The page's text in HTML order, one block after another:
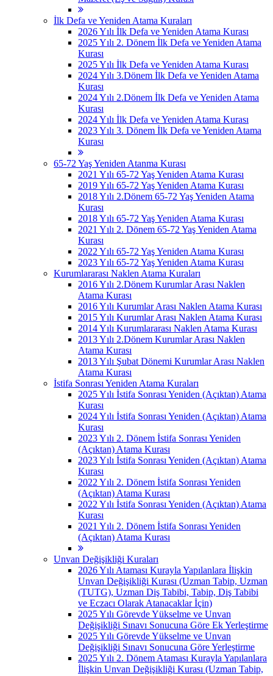
İlk Defa ve Yeniden Atama Kuraları
2026 Yılı İlk Defa ve Yeniden Atama Kurası
2025 Yılı 2. Dönem İlk Defa ve Yeniden Atama
Kurası
2025 Yılı İlk Defa ve Yeniden Atama Kurası
2024 Yılı 3.Dönem İlk Defa ve Yeniden Atama
Kurası
2024 Yılı 2.Dönem İlk Defa ve Yeniden Atama
Kurası
2024 Yılı İlk Defa ve Yeniden Atama Kurası
2023 Yılı 3. Dönem İlk Defa ve Yeniden Atama
Kurası
65-72 Yaş Yeniden Atanma Kurası
2021 Yılı 65-72 Yaş Yeniden Atama Kurası
2019 Yılı 65-72 Yaş Yeniden Atama Kurası
2018 Yılı 2.Dönem 65-72 Yaş Yeniden Atama
Kurası
2018 Yılı 65-72 Yaş Yeniden Atama Kurası
2021 Yılı 2. Dönem 65-72 Yaş Yeniden Atama
Kurası
2022 Yılı 65-72 Yaş Yeniden Atama Kurası
2023 Yılı 65-72 Yaş Yeniden Atama Kurası
Kurumlararası Naklen Atama Kuraları
2016 Yılı 2.Dönem Kurumlar Arası Naklen
Atama Kurası
2016 Yılı Kurumlar Arası Naklen Atama Kurası
2015 Yılı Kurumlar Arası Naklen Atama Kurası
2014 Yılı Kurumlararası Naklen Atama Kurası
2013 Yılı 2.Dönem Kurumlar Arası Naklen
Atama Kurası
2013 Yılı Şubat Dönemi Kurumlar Arası Naklen
Atama Kurası
İstifa Sonrası Yeniden Atama Kuraları
2025 Yılı İstifa Sonrası Yeniden (Açıktan) Atama
Kurası
2024 Yılı İstifa Sonrası Yeniden (Açıktan) Atama
Kurası
2023 Yılı 2. Dönem İstifa Sonrası Yeniden
(Açıktan) Atama Kurası
2023 Yılı İstifa Sonrası Yeniden (Açıktan) Atama
Kurası
2022 Yılı 2. Dönem İstifa Sonrası Yeniden
(Açıktan) Atama Kurası
2022 Yılı İstifa Sonrası Yeniden (Açıktan) Atama
Kurası
2021 Yılı 2. Dönem İstifa Sonrası Yeniden
(Açıktan) Atama Kurası
Unvan Değişikliği Kuraları
2026 Yılı Ataması Kurayla Yapılanlara İlişkin
Unvan Değişikliği Kurası (Uzman Tabip, Uzman
(TUTG), Uzman Diş Tabibi, Tabip, Diş Tabibi
ve Eczacı Olarak Atanacaklar İçin)
2025 Yılı Görevde Yükselme ve Unvan
Değişikliği Sınavı Sonucuna Göre Ek Yerleştirme
2025 Yılı Görevde Yükselme ve Unvan
Değişikliği Sınavı Sonucuna Göre Yerleştirme
2025 Yılı 2. Dönem Ataması Kurayla Yapılanlara
İlişkin Unvan Değişikliği Kurası (Uzman Tabip,